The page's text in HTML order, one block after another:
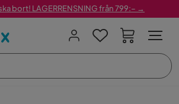
bort! LAGERRENSNING från 799:– →